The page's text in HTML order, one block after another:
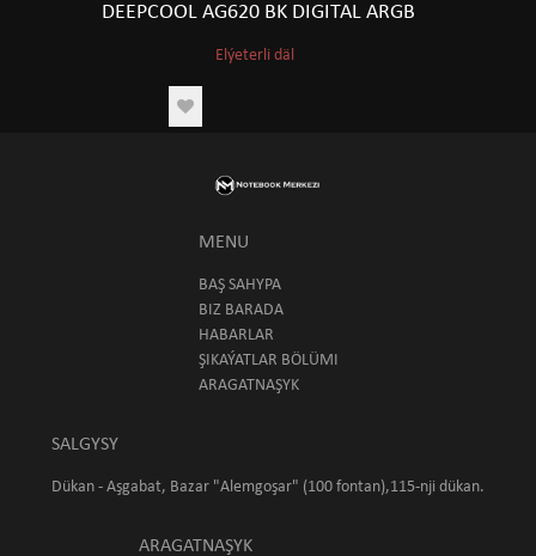
DEEPCOOL AG620 BK DIGITAL ARGB
Elýeterli däl
MENU
BAŞ SAHYPA
BIZ BARADA
HABARLAR
ŞIKAÝATLAR BÖLÜMI
ARAGATNAŞYK
SALGYSY
Dükan - Aşgabat, Bazar "Alemgoşar" (100 fontan),115-nji dükan.
ARAGATNAŞYK